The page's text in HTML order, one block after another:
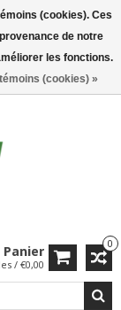
0
Panier
/ €0,00
(cookies). Ces
de notre
les fonctions.
(cookies) »